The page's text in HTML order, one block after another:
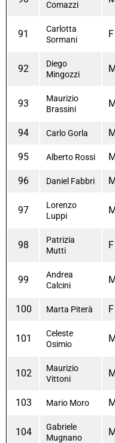
Comazzi
91
Carlotta
Sormani
F
92
Diego
Mingozzi
93
Maurizio
Brassini
94 Carlo Gorla
95 Alberto Rossi
96 Daniel Fabbri
97
Lorenzo
Luppi
98
Patrizia
Mutti
F
99
Andrea
Calcini
100 Marta Piterà F
101
Celeste
Osimio
102
Maurizio
Vittoni
103 Mario Moro
104
Gabriele
Mugnano